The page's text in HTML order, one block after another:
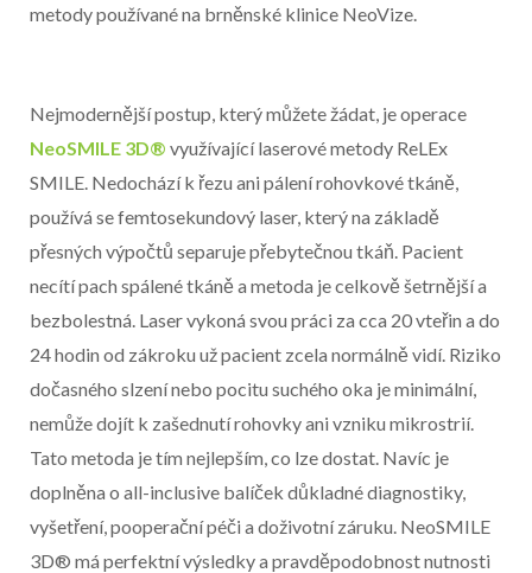
metody používané na brněnské klinice NeoVize.
Nejmodernější postup, který můžete žádat, je operace
NeoSMILE 3D® využívající laserové metody ReLEx
SMILE. Nedochází k řezu ani pálení rohovkové tkáně,
používá se femtosekundový laser, který na základě
přesných výpočtů separuje přebytečnou tkáň. Pacient
necítí pach spálené tkáně a metoda je celkově šetrnější a
bezbolestná. Laser vykoná svou práci za cca 20 vteřin a do
24 hodin od zákroku už pacient zcela normálně vidí. Riziko
dočasného slzení nebo pocitu suchého oka je minimální,
nemůže dojít k zašednutí rohovky ani vzniku mikrostrií.
Tato metoda je tím nejlepším, co lze dostat. Navíc je
doplněna o all-inclusive balíček důkladné diagnostiky,
vyšetření, pooperační péči a doživotní záruku. NeoSMILE
3D® má perfektní výsledky a pravděpodobnost nutnosti